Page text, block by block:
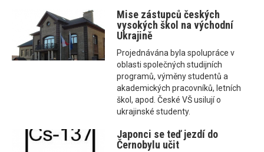
Mise zástupců českých
vysokých škol na východní
Ukrajině
Projednávána byla spolupráce v
oblasti společných studijních
programů, výměny studentů a
akademických pracovníků, letních
škol, apod. České VŠ usilují o
ukrajinské studenty.
Japonci se teď jezdí do
Černobylu učit